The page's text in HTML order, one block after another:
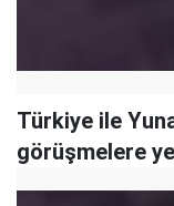
Türkiye ile
görüşmelere